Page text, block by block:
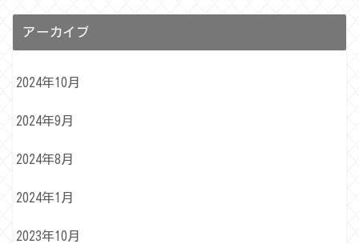
アーカイブ
2024年10月
2024年9月
2024年8月
2024年1月
2023年10月